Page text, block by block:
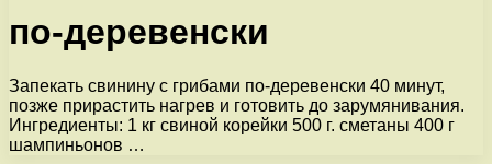
по-деревенски
Запекать свинину с грибами по-деревенски 40 минут,
позже прирастить нагрев и готовить до зарумянивания.
Ингредиенты: 1 кг свиной корейки 500 г. сметаны 400 г
шампиньонов …